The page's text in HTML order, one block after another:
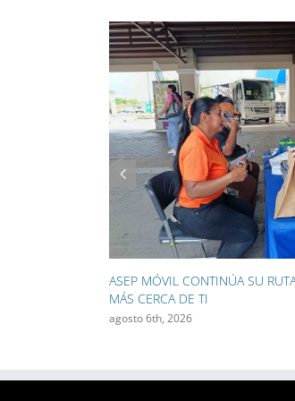
ASEP EXPONE LOS
ELÉCTRICO ANTE EXPERTOS DEL
agosto 3rd, 2026